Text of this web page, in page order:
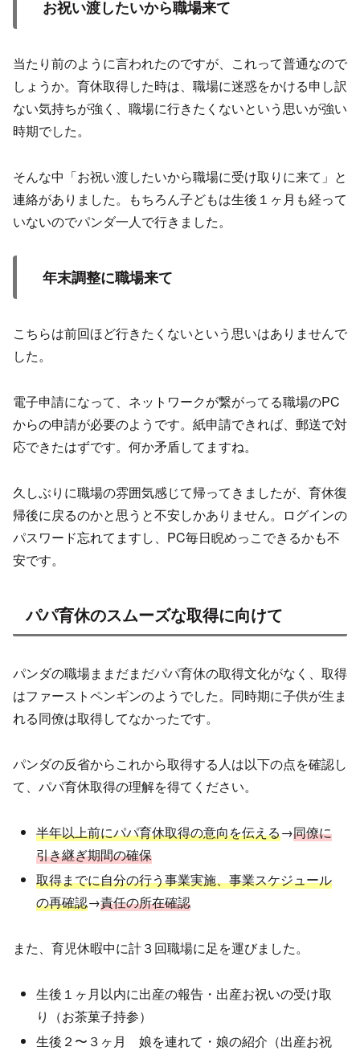
お祝い渡したいから職場来て
当たり前のように言われたのですが、これって普通なので
しょうか。育休取得した時は、職場に迷惑をかける申し訳
ない気持ちが強く、職場に行きたくないという思いが強い
時期でした。
そんな中「お祝い渡したいから職場に受け取りに来て」と
連絡がありました。もちろん子どもは生後１ヶ月も経って
いないのでパンダ一人で行きました。
年末調整に職場来て
こちらは前回ほど行きたくないという思いはありませんで
した。
電子申請になって、ネットワークが繋がってる職場のPC
からの申請が必要のようです。紙申請できれば、郵送で対
応できたはずです。何か矛盾してますね。
久しぶりに職場の雰囲気感じて帰ってきましたが、育休復
帰後に戻るのかと思うと不安しかありません。ログインの
パスワード忘れてますし、PC毎日睨めっこできるかも不
安です。
パパ育休のスムーズな取得に向けて
パンダの職場ままだまだパパ育休の取得文化がなく、取得
はファーストペンギンのようでした。同時期に子供が生ま
れる同僚は取得してなかったです。
パンダの反省からこれから取得する人は以下の点を確認し
て、パパ育休取得の理解を得てください。
半年以上前にパパ育休取得の意向を伝える→同僚に
引き継ぎ期間の確保
取得までに自分の行う事業実施、事業スケジュール
の再確認→責任の所在確認
また、育児休暇中に計３回職場に足を運びました。
生後１ヶ月以内に出産の報告・出産お祝いの受け取
り（お茶菓子持参）
生後２〜３ヶ月 娘を連れて・娘の紹介（出産お祝